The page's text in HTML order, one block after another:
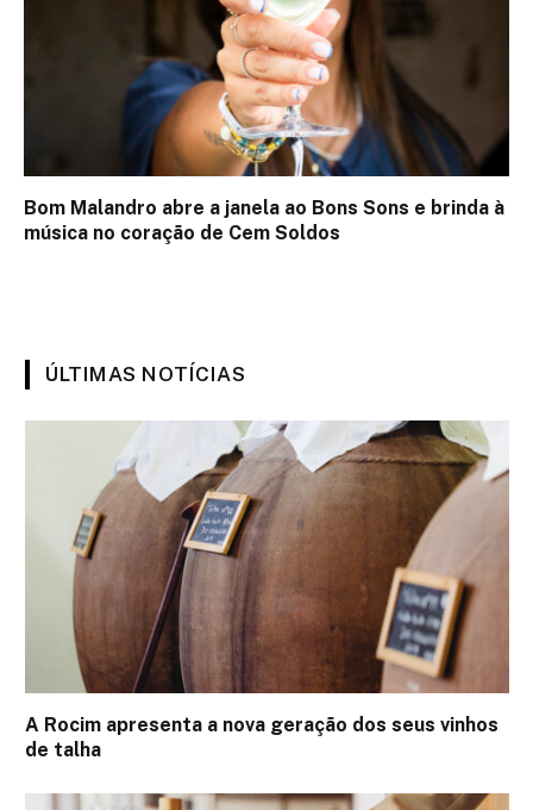
Bom Malandro abre a janela ao Bons Sons e brinda à
música no coração de Cem Soldos
ÚLTIMAS NOTÍCIAS
A Rocim apresenta a nova geração dos seus vinhos
de talha